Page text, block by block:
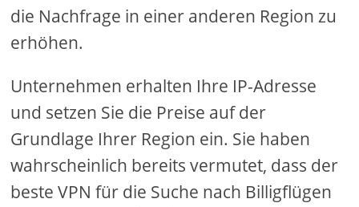
die Nachfrage in einer anderen Region zu
erhöhen.
Unternehmen erhalten Ihre IP-Adresse
und setzen Sie die Preise auf der
Grundlage Ihrer Region ein. Sie haben
wahrscheinlich bereits vermutet, dass der
beste VPN für die Suche nach Billigflügen